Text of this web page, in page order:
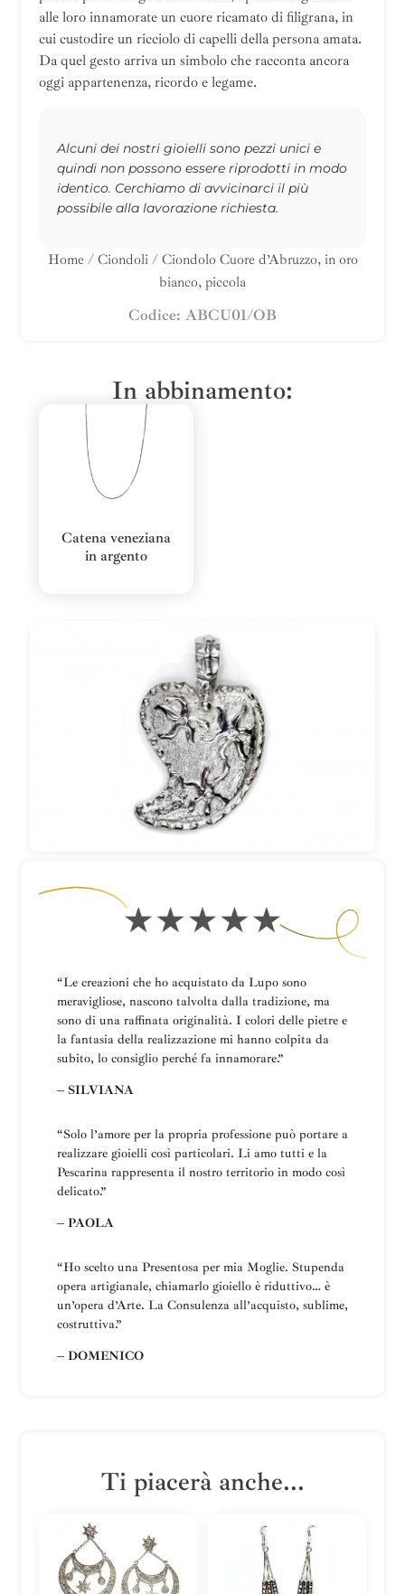
alle loro innamorate un cuore ricamato di filigrana, in
cui custodire un ricciolo di capelli della persona amata.
Da quel gesto arriva un simbolo che racconta ancora
oggi appartenenza, ricordo e legame.
Alcuni dei nostri gioielli sono pezzi unici e
quindi non possono essere riprodotti in modo
identico. Cerchiamo di avvicinarci il più
possibile alla lavorazione richiesta.
Home/ Ciondoli/ Ciondolo Cuore d’Abruzzo, in oro
bianco, piccola
Codice: ABCU01/OB
In abbinamento:
Catena veneziana
in argento
“Le creazioni che ho acquistato da Lupo sono
meravigliose, nascono talvolta dalla tradizione, ma
sono di una raffinata originalità. I colori delle pietre e
la fantasia della realizzazione mi hanno colpita da
subito, lo consiglio perché fa innamorare.”
– SILVIANA
“Solo l’amore per la propria professione può portare a
realizzare gioielli così particolari. Li amo tutti e la
Pescarina rappresenta il nostro territorio in modo così
delicato.”
– PAOLA
“Ho scelto una Presentosa per mia Moglie. Stupenda
opera artigianale, chiamarlo gioiello è riduttivo… è
un’opera d’Arte. La Consulenza all’acquisto, sublime,
costruttiva.”
– DOMENICO
Ti piacerà anche...